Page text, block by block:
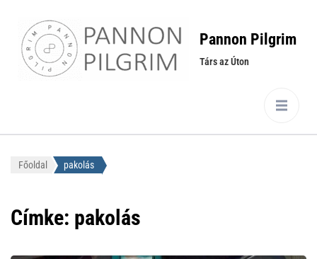
Pannon Pilgrim
Társ az Úton
Főoldal pakolás
Címke: pakolás